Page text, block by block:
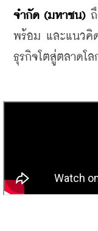
จำกัด (มหาชน) ถึ
พร้อม และแนวคิ
ธุรกิจโตสู่ตลาดโล